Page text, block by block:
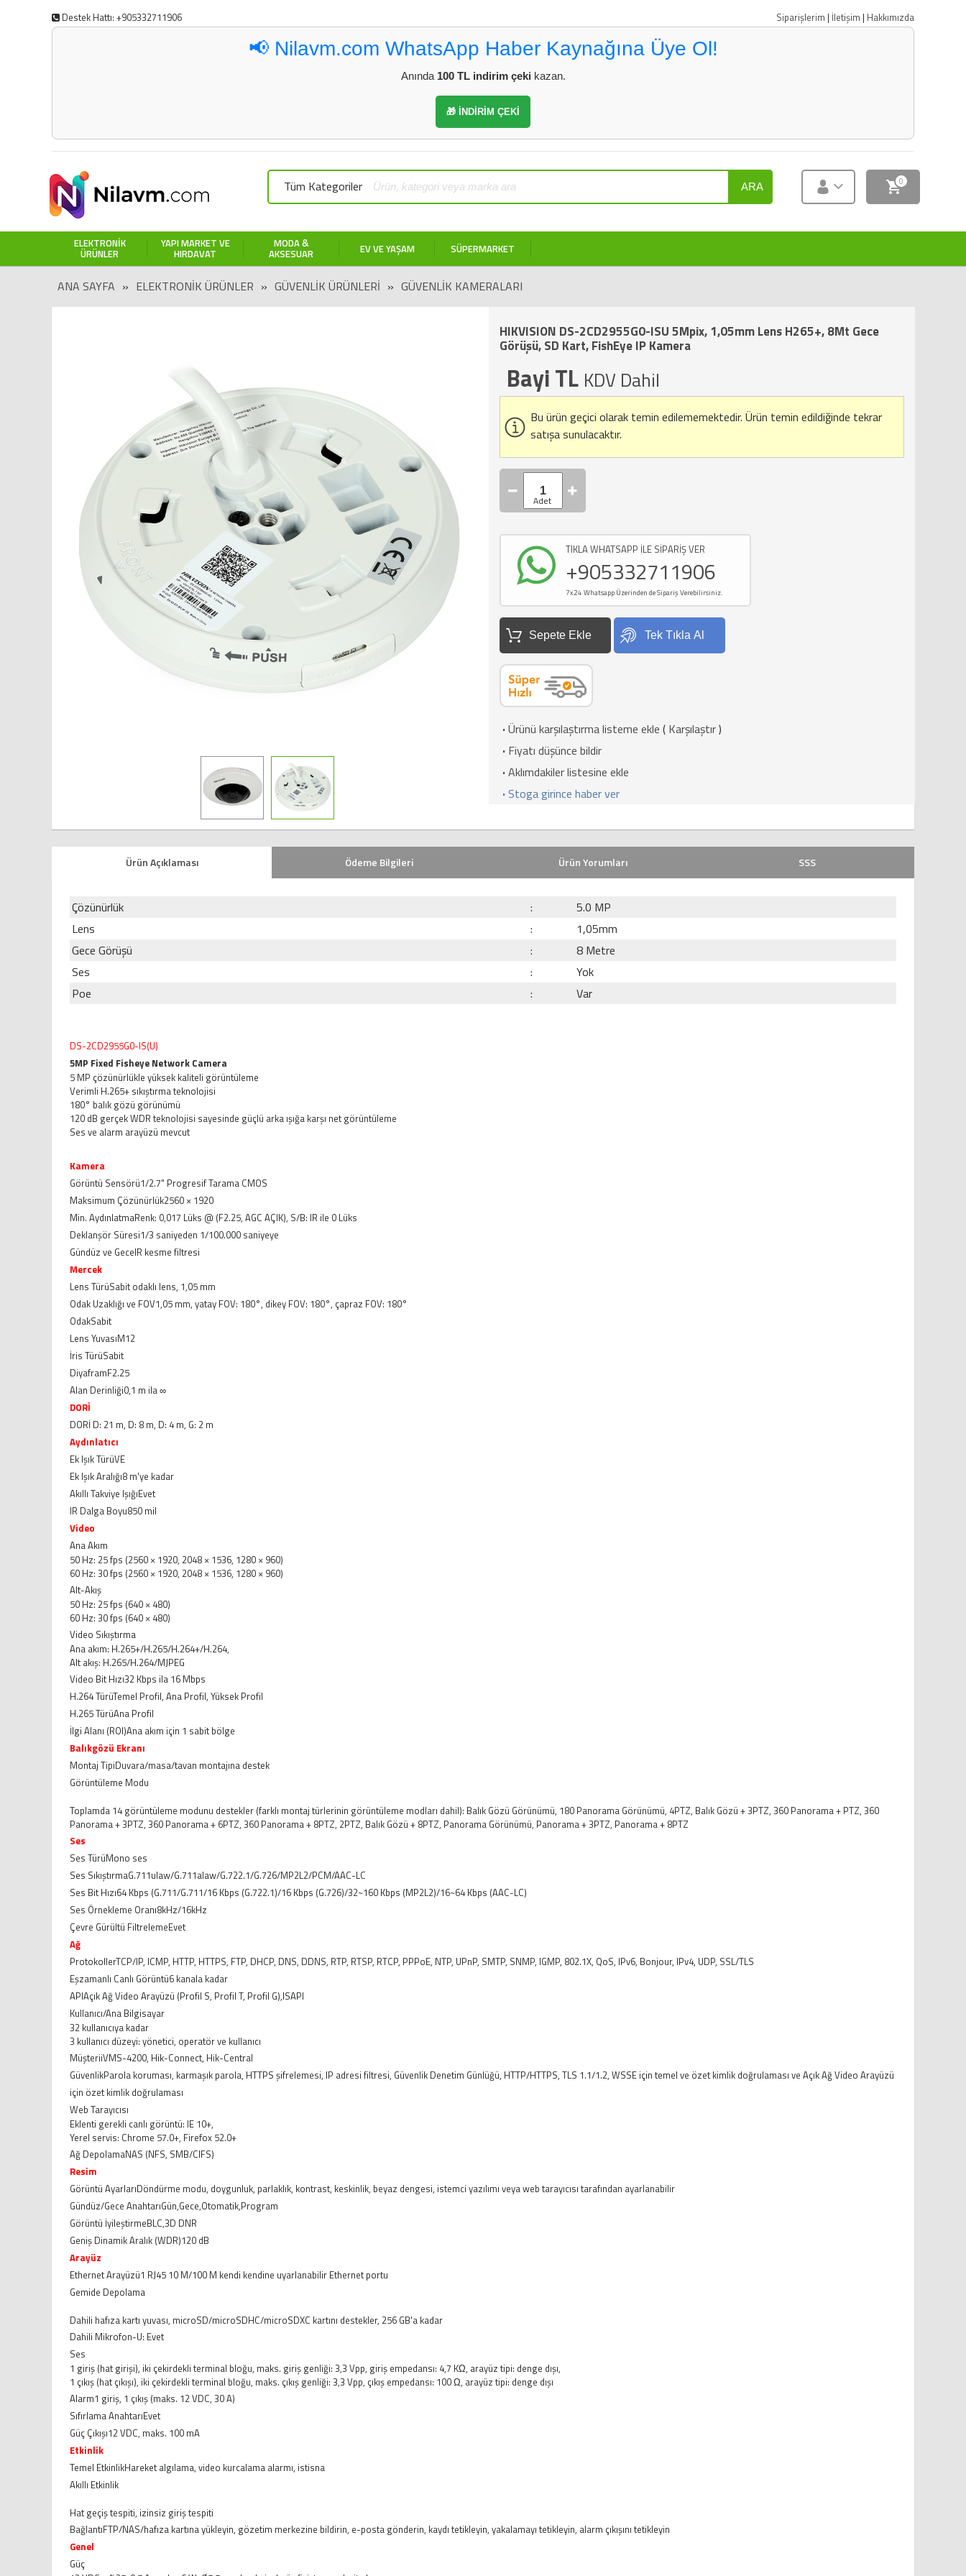
Destek Hattı: +905332711906 Siparişlerim | İletişim | Hakkımızda
📢 Nilavm.com WhatsApp Haber Kaynağına Üye Ol!
Anında 100 TL indirim çeki kazan.
🎁 İNDİRİM ÇEKİ
Tüm Kategoriler ARA 0
ELEKTRONIK
ÜRÜNLER
YAPI MARKET VE
HIRDAVAT
MODA &
AKSESUAR EV VE YAŞAM SÜPERMARKET
ANA SAYFA » ELEKTRONIK ÜRÜNLER » GÜVENLIK ÜRÜNLERI » GÜVENLIK KAMERALARI
HIKVISION DS-2CD2955G0-ISU 5Mpix, 1,05mm Lens H265+, 8Mt Gece
Görüşü, SD Kart, FishEye IP Kamera
Bayi TL KDV Dahil
Bu ürün geçici olarak temin edilememektedir. Ürün temin edildiğinde tekrar
satışa sunulacaktır.
TIKLA WHATSAPP İLE SİPARİŞ VER
+905332711906
7x24 Whatsapp Üzerinden de Sipariş Verebilirsiniz.
Sepete Ekle Tek Tıkla Al
·Ürünü karşılaştırma listeme ekle ( Karşılaştır)
· Fiyatı düşünce bildir
·Aklımdakiler listesine ekle
· Stoga girince haber ver
Ürün Açıklaması Ödeme Bilgileri Ürün Yorumları SSS
Çözünürlük :
5.0 MP
Lens
:
1,05mm
Gece Görüşü
:
8 Metre
Ses
:
Yok
Poe
: Var
DS-2CD2955G0-IS(U)
5MP Fixed Fisheye Network Camera
5 MP çözünürlükle yüksek kaliteli görüntüleme
Verimli H.265+ sıkıştırma teknolojisi
180° balık gözü görünümü
120 dB gerçek WDR teknolojisi sayesinde güçlü arka ışığa karşı net görüntüleme
Ses ve alarm arayüzü mevcut
Kamera
Görüntü Sensörü1/2.7" Progresif Tarama CMOS
Maksimum Çözünürlük2560 × 1920
Min. AydınlatmaRenk: 0,017 Lüks @ (F2.25, AGC AÇIK), S/B: IR ile 0 Lüks
Deklanşör Süresi1/3 saniyeden 1/100.000 saniyeye
Gündüz ve GeceIR kesme filtresi
Mercek
Lens TürüSabit odaklı lens, 1,05 mm
Odak Uzaklığı ve FOV1,05 mm, yatay FOV: 180°, dikey FOV: 180°, çapraz FOV: 180°
OdakSabit
Lens YuvasıM12
İris TürüSabit
DiyaframF2.25
Alan Derinliği0,1 m ila ∞
DORİ
DORİ D: 21 m, D: 8 m, D: 4 m, G: 2 m
Aydınlatıcı
Ek Işık TürüVE
Ek Işık Aralığı8 m'ye kadar
Akıllı Takviye IşığıEvet
IR Dalga Boyu850 mil
Video
Ana Akım
50 Hz: 25 fps (2560 × 1920, 2048 × 1536, 1280 × 960)
60 Hz: 30 fps (2560 × 1920, 2048 × 1536, 1280 × 960)
Alt-Akış
50 Hz: 25 fps (640 × 480)
60 Hz: 30 fps (640 × 480)
Video Sıkıştırma
Ana akım: H.265+/H.265/H.264+/H.264,
Alt akış: H.265/H.264/MJPEG
Video Bit Hızı32 Kbps ila 16 Mbps
H.264 TürüTemel Profil, Ana Profil, Yüksek Profil
H.265 TürüAna Profil
İlgi Alanı (ROI)Ana akım için 1 sabit bölge
Balıkgözü Ekranı
Montaj TipiDuvara/masa/tavan montajına destek
Görüntüleme Modu
Toplamda 14 görüntüleme modunu destekler (farklı montaj türlerinin görüntüleme modları dahil): Balık Gözü Görünümü, 180 Panorama Görünümü, 4PTZ, Balık Gözü + 3PTZ, 360 Panorama + PTZ, 360
Panorama + 3PTZ, 360 Panorama + 6PTZ, 360 Panorama + 8PTZ, 2PTZ, Balık Gözü + 8PTZ, Panorama Görünümü, Panorama + 3PTZ, Panorama + 8PTZ
Ses
Ses TürüMono ses
Ses SıkıştırmaG.711ulaw/G.711alaw/G.722.1/G.726/MP2L2/PCM/AAC-LC
Ses Bit Hızı64 Kbps (G.711/G.711/16 Kbps (G.722.1)/16 Kbps (G.726)/32~160 Kbps (MP2L2)/16~64 Kbps (AAC-LC)
Ses Örnekleme Oranı8kHz/16kHz
Çevre Gürültü FiltrelemeEvet
Ağ
ProtokollerTCP/IP, ICMP, HTTP, HTTPS, FTP, DHCP, DNS, DDNS, RTP, RTSP, RTCP, PPPoE, NTP, UPnP, SMTP, SNMP, IGMP, 802.1X, QoS, IPv6, Bonjour, IPv4, UDP, SSL/TLS
Eşzamanlı Canlı Görüntü6 kanala kadar
APIAçık Ağ Video Arayüzü (Profil S, Profil T, Profil G),ISAPI
Kullanıcı/Ana Bilgisayar
32 kullanıcıya kadar
3 kullanıcı düzeyi: yönetici, operatör ve kullanıcı
MüşteriiVMS-4200, Hik-Connect, Hik-Central
GüvenlikParola koruması, karmaşık parola, HTTPS şifrelemesi, IP adresi filtresi, Güvenlik Denetim Günlüğü, HTTP/HTTPS, TLS 1.1/1.2, WSSE için temel ve özet kimlik doğrulaması ve Açık Ağ Video Arayüzü
için özet kimlik doğrulaması
Web Tarayıcısı
Eklenti gerekli canlı görüntü: IE 10+,
Yerel servis: Chrome 57.0+, Firefox 52.0+
Ağ DepolamaNAS (NFS, SMB/CIFS)
Resim
Görüntü AyarlarıDöndürme modu, doygunluk, parlaklık, kontrast, keskinlik, beyaz dengesi, istemci yazılımı veya web tarayıcısı tarafından ayarlanabilir
Gündüz/Gece AnahtarıGün,Gece,Otomatik,Program
Görüntü İyileştirmeBLC,3D DNR
Geniş Dinamik Aralık (WDR)120 dB
Arayüz
Ethernet Arayüzü1 RJ45 10 M/100 M kendi kendine uyarlanabilir Ethernet portu
Gemide Depolama
Dahili hafıza kartı yuvası, microSD/microSDHC/microSDXC kartını destekler, 256 GB'a kadar
Dahili Mikrofon-U: Evet
Ses
1 giriş (hat girişi), iki çekirdekli terminal bloğu, maks. giriş genliği: 3,3 Vpp, giriş empedansı: 4,7 KΩ, arayüz tipi: denge dışı,
1 çıkış (hat çıkışı), iki çekirdekli terminal bloğu, maks. çıkış genliği: 3,3 Vpp, çıkış empedansı: 100 Ω, arayüz tipi: denge dışı
Alarm1 giriş, 1 çıkış (maks. 12 VDC, 30 A)
Sıfırlama AnahtarıEvet
Güç Çıkışı12 VDC, maks. 100 mA
Etkinlik
Temel EtkinlikHareket algılama, video kurcalama alarmı, istisna
Akıllı Etkinlik
Hat geçiş tespiti, izinsiz giriş tespiti
BağlantıFTP/NAS/hafıza kartına yükleyin, gözetim merkezine bildirin, e-posta gönderin, kaydı tetikleyin, yakalamayı tetikleyin, alarm çıkışını tetikleyin
Genel
Güç